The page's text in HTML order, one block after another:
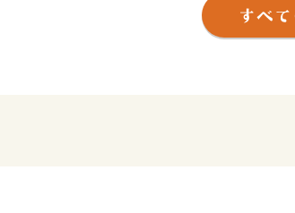
ュラン・グリーンガイド・
ほか、ハイキングや川下り
しむことができ、年間３